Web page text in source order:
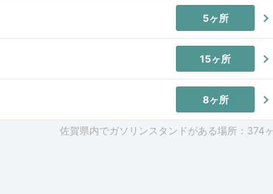
5ヶ所
15ヶ所
8ヶ所
佐賀県内でガソリンスタンドがある場所：374